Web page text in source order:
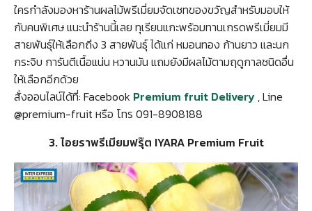
ใครกำลังมองหาร้านผลไม้พรีเมี่ยมจัดเซทของขวัญสำหรับมอบให้
กับคนพิเศษ แนะนำร้านนี้เลย ทุเรียนแกะพร้อมทานเกรดพรีเมี่ยมมี
สายพันธุ์ให้เลือกถึง 3 สายพันธุ์ ได้แก่ หมอนทอง ก้านยาว และนก
กระจิบ การันตีเนื้อแน่น หวานมัน แถมยังมีผลไม้ตามฤดูกาลชนิดอื่น
ให้เลือกอีกด้วย
สั่งออนไลน์ได้ที่: Facebook Premium fruit Delivery , Line
@premium-fruit หรือ โทร 091-8908188
3. ไอยราพรีเมียมฟรุ๊ต IYARA Premium Fruit